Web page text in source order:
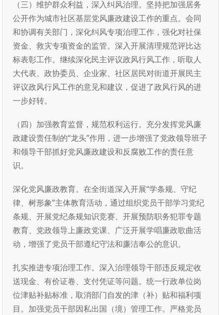
（三）维护群众利益，深入纠风治理。坚持把加强居务
公开作为城市社区基层党风廉政建设工作的重点。会同
和协调有关部门，深化纠风专项治理工作，强化对社保
资金、救灾专项资金的监管。深入开展清理规范评比达
标表彰工作。继续深化民主评议政风行风工作，听取人
大代表、政协委员、企业家、社区居民对街道开展民主
评议政风行风工作的意见和建议，促进了政风行风的进
一步好转。
（四）加强教育监督，规范权利运行。充分发挥党风廉
政建设责任制的“龙头”作用，进一步增强了党政领导班子
和领导干部抓好党风廉政建设和反腐败工作的责任意
识。
深化党风廉政教育。在全街道深入开展“学条规、守纪
律、树形象”主体教育活动，通过组织党员干部学习党纪
条规、开展党纪条规知识竞赛、开展预防职务犯罪专题
教育、党政领导上廉政党课、广泛开展学唱廉政歌曲活
动，增强了党员干部遵纪守法和廉洁奉公的意识。
扎实推进专项治理工作。深入治理领导干部违反规定收
送现金、有价证卷、支付凭证等问题。统一行政单位岗
位津贴补贴标准，取消部门自发的津（补）贴和福利项
目。加强党员干部因私出国（境）管理工作。严格党员